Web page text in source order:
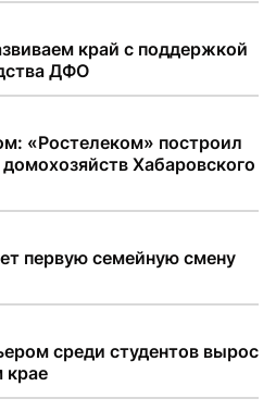
край с поддержкой
ДФО
«Ростелеком» построил
Хабаровского
первую семейную смену
среди студентов вырос
крае